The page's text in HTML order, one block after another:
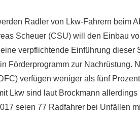
Radler von Lkw-Fahrern beim
Scheuer (CSU) will den Einbau
verpflichtende Einführung dieser
Förderprogramm zur Nachrüstung.
verfügen weniger als fünf
Lkw sind laut Brockmann
seien 77 Radfahrer bei Unfällen